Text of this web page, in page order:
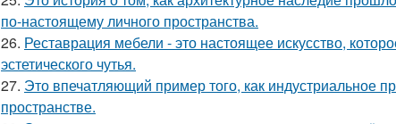
по-настоящему личного пространства.
26. Реставрация мебели - это настоящее искусство,
эстетического чутья.
27. Это впечатляющий пример того, как индустриальное
пространстве.